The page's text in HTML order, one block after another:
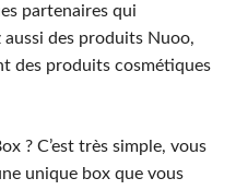
partenaires qui
des produits Nuoo,
des produits cosmétiques
? C’est très simple, vous
unique box que vous